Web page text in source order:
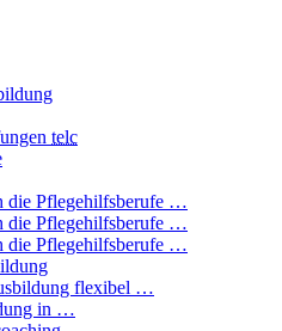
telc
die Pflegehilfsberufe …
die Pflegehilfsberufe …
die Pflegehilfsberufe …
flexibel …
in …